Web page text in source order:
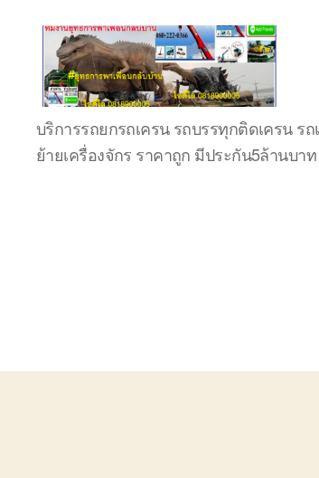
บริษัท
รถ
บรรทุก
รับจ้าง
บริการรถยกรถเครน รถบรรทุกติดเครน ร
ย้ายเครื่องจักร ราคาถูก มีประกัน5ล้านบา